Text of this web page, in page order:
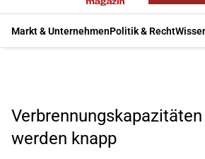
Markt & UnternehmenPolitik & Recht
Verbrennungskapazitäten
werden knapp